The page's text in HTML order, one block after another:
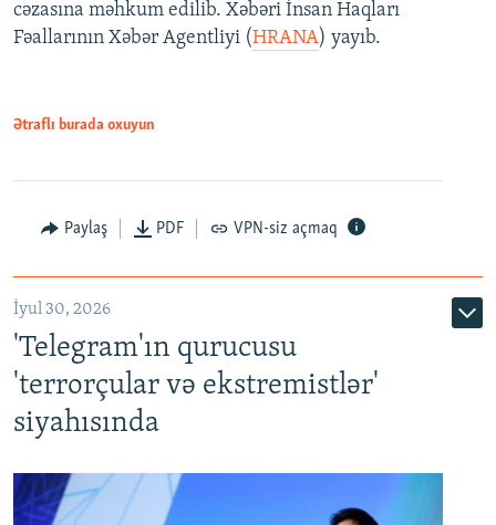
cəzasına məhkum edilib. Xəbəri İnsan Haqları
Fəallarının Xəbər Agentliyi (HRANA) yayıb.
Ətraflı burada oxuyun
Paylaş PDF VPN-siz açmaq
İyul 30, 2026
'Telegram'ın qurucusu
'terrorçular və ekstremistlər'
siyahısında